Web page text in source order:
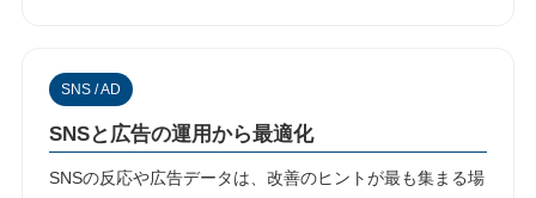
SNS / AD
SNSと広告の運用から最適化
SNSの反応や広告データは、改善のヒントが最も集まる場